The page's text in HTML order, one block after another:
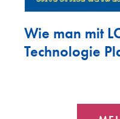
Wie man mit
Technologie